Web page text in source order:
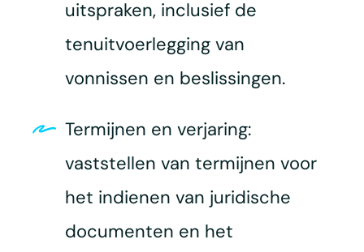
uitspraken, inclusief de
tenuitvoerlegging van
vonnissen en beslissingen.
Termijnen en verjaring:
vaststellen van termijnen voor
het indienen van juridische
documenten en het